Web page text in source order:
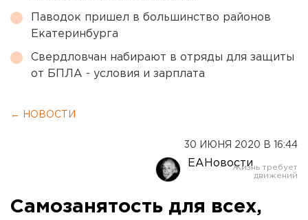
Паводок пришел в большинство районов
Екатеринбурга
Свердловчан набирают в отряды для защиты
от БПЛА - условия и зарплата
← НОВОСТИ
30 ИЮНЯ 2020 В 16:44
ЕАНовости
Самозанятость для всех,